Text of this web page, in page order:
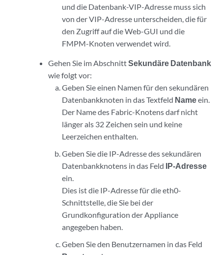
und die Datenbank-VIP-Adresse muss sich
von der VIP-Adresse unterscheiden, die für
den Zugriff auf die Web-GUI und die
FMPM-Knoten verwendet wird.
Gehen Sie im AbschnittSekundäre Datenbank
wie folgt vor:
Geben Sie einen Namen für den sekundären
Datenbankknoten in das Textfeld Nameein.
Der Name des Fabric-Knotens darf nicht
länger als 32 Zeichen sein und keine
Leerzeichen enthalten.
Geben Sie die IP-Adresse des sekundären
Datenbankknotens in das Feld IP-Adresse
ein.
Dies ist die IP-Adresse für die eth0-
Schnittstelle, die Sie bei der
Grundkonfiguration der Appliance
angegeben haben.
Geben Sie den Benutzernamen in das Feld